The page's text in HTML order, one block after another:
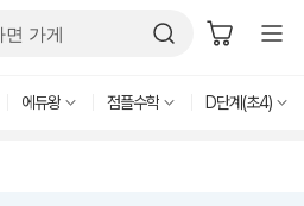
에듀왕 점플수학 D단계(초4)